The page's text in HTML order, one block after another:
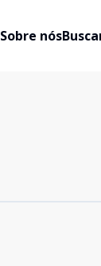
Sobre nós